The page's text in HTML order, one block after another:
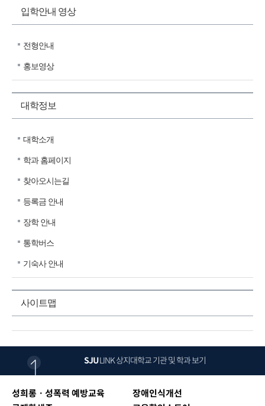
입학안내 영상
전형안내
홍보영상
대학정보
대학소개
학과 홈페이지
찾아오시는길
등록금 안내
장학 안내
통학버스
기숙사 안내
사이트맵
SJULINK상지대학교 기관 및 학과 보기
성희롱ㆍ성폭력 예방교육
장애인식개선